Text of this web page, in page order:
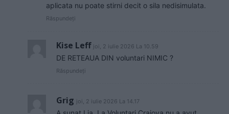
aplicata nu poate stirni decit o sila nedisimulata.
Răspundeți
Kise Leff joi, 2 iulie 2026 La 10.59
DE RETEAUA DIN voluntari NIMIC ?
Răspundeți
Grig joi, 2 iulie 2026 La 14.17